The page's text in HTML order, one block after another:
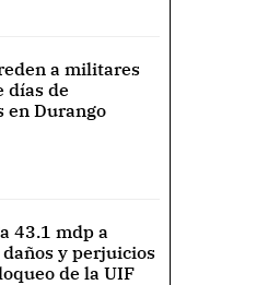
a militares
días de
en Durango
43.1 mdp a
y perjuicios
de la UIF